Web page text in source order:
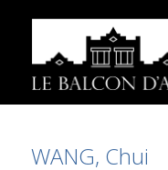
WANG, Chui